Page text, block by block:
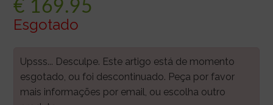
€ 169.95
Esgotado
Upsss... Desculpe. Este artigo está de momento
esgotado, ou foi descontinuado. Peça por favor
mais informações por email, ou escolha outro